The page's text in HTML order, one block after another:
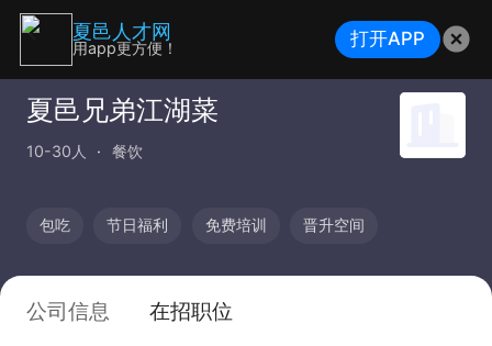
夏邑兄弟江湖菜
10-30人 餐饮
包吃 节日福利 免费培训 晋升空间
公司信息 在招职位
夏邑人才网
用app更方便！ 打开APP